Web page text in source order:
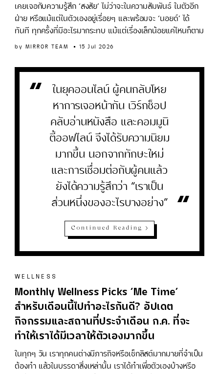
เคยเจอกับความรู้สึก ‘สงสัย’ ไม่ว่าจะในความสัมพันธ์ ในตัวอีก
ฝ่าย หรือแม้แต่ในตัวเองอยู่เรื่อยๆ และพร้อมจะ ‘นอยด์’ ได้
ทันที ทุกครั้งที่มีอะไรมากระทบ แม้แต่เรื่องเล็กน้อยแค่ไหนก็ตาม
by MIRROR TEAM 15 Jul 2026
ในยุคออนไลน์ ผู้คนกลับโหย
หาการเจอหน้ากัน เวิร์กช็อป
คลับอ่านหนังสือ และคอมมูนิ
ตี้ออฟไลน์ จึงได้รับความนิยม
มากขึ้น นอกจากทักษะใหม่
และการเชื่อมต่อกับผู้คนแล้ว
ยังได้ความรู้สึกว่า “เราเป็น
ส่วนหนึ่งของอะไรบางอย่าง”
“
Continued Reading
WELLNESS
Monthly Wellness Picks ‘Me Time’
สำหรับเดือนนี้ไปทำอะไรกันดี? อัปเดต
กิจกรรมและสถานที่ประจำเดือน ก.ค. ที่จะ
ทำให้เราได้มีเวลาให้ตัวเองมากขึ้น
ในทุกๆ วัน เราทุกคนต่างมีภารกิจหรือเช็กลิสต์มากมายที่จำเป็น
ต้องทำ แล้วในบรรดาสิ่งเหล่านั้น เราได้ทำเพื่อตัวเองบ้างหรือ